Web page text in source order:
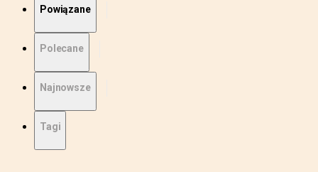
Powiązane
Polecane
Najnowsze
Tagi